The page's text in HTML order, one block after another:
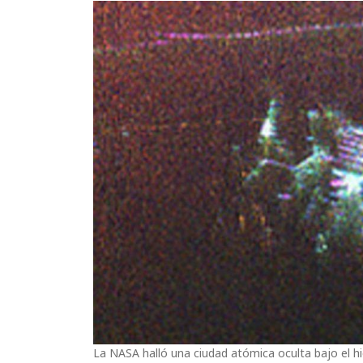
La NASA halló una ciudad atómica oculta bajo el